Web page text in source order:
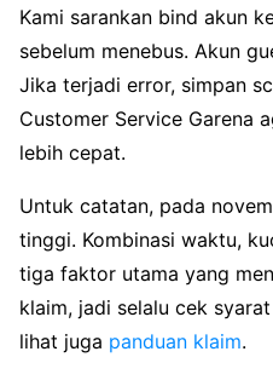
Kami sarankan bind akun
sebelum menebus. Akun
Jika terjadi error, simpan
Customer Service Garena
lebih cepat.
Untuk catatan, pada
tinggi. Kombinasi waktu,
tiga faktor utama yang
klaim, jadi selalu cek
lihat juga panduan klaim.